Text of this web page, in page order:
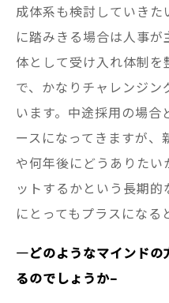
成体系も検討していきた
に踏みきる場合は人事
体として受け入れ体制
で、かなりチャレンジ
います。中途採用の場
ースになってきますが
や何年後にどうありたい
ットするかという長期
にとってもプラスになる
—どのようなマインド
るのでしょうか–